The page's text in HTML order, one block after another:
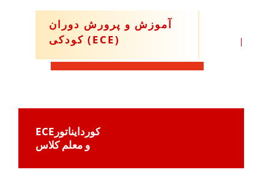
آموزش و پرورش دوران
کودکی (ECE)
ECE کوردایناتور
و معلم کلاس